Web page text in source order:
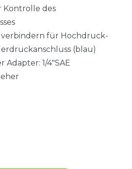
Kontrolle des
für Hochdruck-
(blau)
Adapter: 1/4"SAE